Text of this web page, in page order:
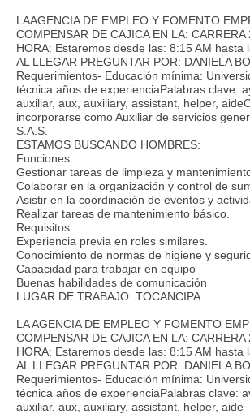
LAAGENCIA DE EMPLEO Y FOMENTO
COMPENSAR DE CAJICA EN LA:
HORA: Estaremos desde las: 8:15 AM hasta
AL LLEGAR PREGUNTAR POR: DANIELA
Requerimientos- Educación mínima:
técnica años de experienciaPalabras clave:
auxiliar, aux, auxiliary, assistant, helper,
incorporarse como Auxiliar de servicios
S.A.S.
ESTAMOS BUSCANDO HOMBRES:
Funciones
Gestionar tareas de limpieza y
Colaborar en la organización y control de
Asistir en la coordinación de eventos y
Realizar tareas de mantenimiento básico.
Requisitos
Experiencia previa en roles similares.
Conocimiento de normas de higiene y
Capacidad para trabajar en equipo
Buenas habilidades de comunicación
LUGAR DE TRABAJO: TOCANCIPA
LA AGENCIA DE EMPLEO Y FOMENTO
COMPENSAR DE CAJICA EN LA:
HORA: Estaremos desde las: 8:15 AM hasta
AL LLEGAR PREGUNTAR POR: DANIELA
Requerimientos- Educación mínima:
técnica años de experienciaPalabras clave:
auxiliar, aux, auxiliary, assistant, helper, aide